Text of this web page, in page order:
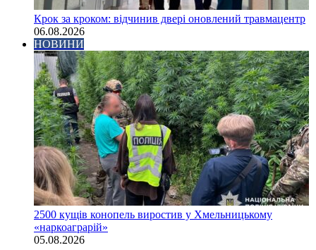
Крок за кроком: відчинив двері оновлений травмацентр
06.08.2026
НОВИНИ
2500 кущів конопель виростив у Хмельницькому
«наркоаграрій»
05.08.2026